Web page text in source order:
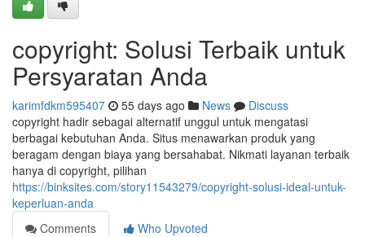
copyright: Solusi Terbaik untuk
Persyaratan Anda
karimfdkm595407 55 days ago News
Discuss
copyright hadir sebagai alternatif unggul untuk mengatasi
berbagai kebutuhan Anda. Situs menawarkan produk yang
beragam dengan biaya yang bersahabat. Nikmati layanan terbaik
hanya di copyright, pilihan
https://binksites.com/story11543279/copyright-solusi-ideal-untuk-
keperluan-anda
Comments
Who Upvoted